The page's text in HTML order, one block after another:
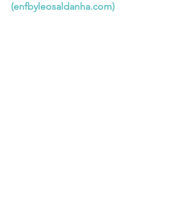
(enfbyleosaldanha.com)